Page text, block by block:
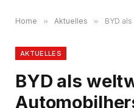
Home » Aktuelles » BYD als weltweit erster
AKTUELLES
BYD als